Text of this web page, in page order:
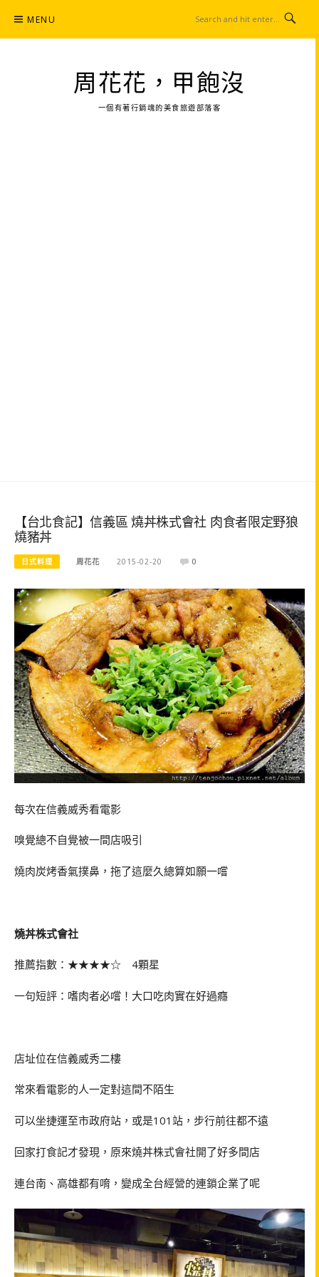
content
MENU
周花花，甲飽沒
一個有著行銷魂的美食旅遊部落客
【台北食記】信義區 燒丼株式會社 肉食者限定野狼
燒豬丼
日式料理 周花花 2015-02-20 0
每次在信義威秀看電影
嗅覺總不自覺被一間店吸引
燒肉炭烤香氣撲鼻，拖了這麼久總算如願一嚐
燒丼株式會社
推薦指數：★★★★☆ 4顆星
一句短評：嗜肉者必嚐！大口吃肉實在好過癮
店址位在信義威秀二樓
常來看電影的人一定對這間不陌生
可以坐捷運至市政府站，或是101站，步行前往都不遠
回家打食記才發現，原來燒丼株式會社開了好多間店
連台南、高雄都有唷，變成全台經營的連鎖企業了呢